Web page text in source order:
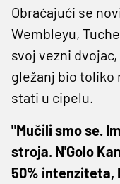
Obraćajući se
Wembleyu,
svoj vezni
gležanj bio toliko
stati u cipelu.
"Mučili smo se.
stroja. N'Golo
50% intenziteta,